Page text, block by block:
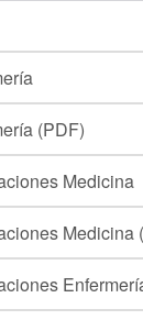
(PDF)
Medicina
Medicina